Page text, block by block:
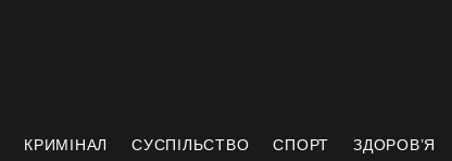
КРИМІНАЛ СУСПІЛЬСТВО СПОРТ ЗДОРОВ’Я